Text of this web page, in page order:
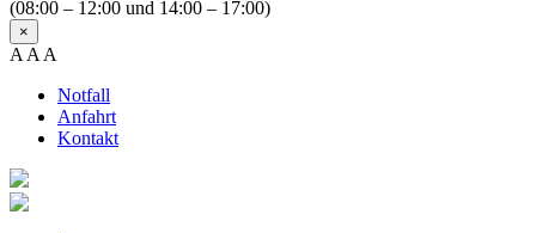
(08:00 – 12:00 und 14:00 – 17:00)
×
A A A
Notfall
Anfahrt
Kontakt